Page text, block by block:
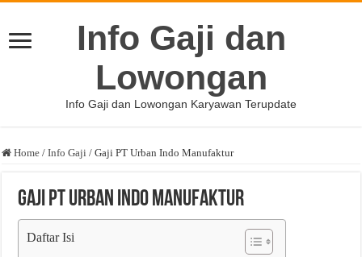
Info Gaji dan
Lowongan
Info Gaji dan Lowongan Karyawan Terupdate
Home / Info Gaji / Gaji PT Urban Indo Manufaktur
Gaji PT Urban Indo Manufaktur
Daftar Isi